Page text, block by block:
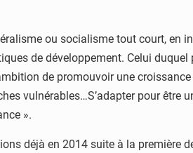
ou socialisme tout court, en
de développement. Celui
de promouvoir une
vulnérables…S’adapter pour être
».
déjà en 2014 suite à la première